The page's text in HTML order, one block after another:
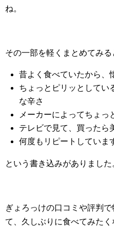
ね。
その一部を軽くまとめてみ
昔よく食べていたから、
ちょっとピリッとしてい
な辛さ
メーカーによってちょっ
テレビで見て、買ったら
何度もリピートしていま
という書き込みがありました
ぎょろっけの口コミや評判
て、久しぶりに食べてみた